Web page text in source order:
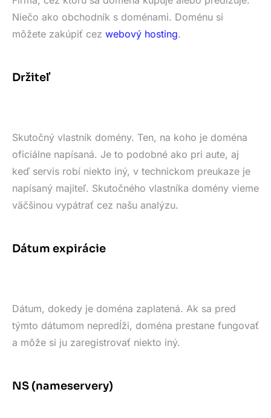
Niečo ako obchodník s doménami. Doménu si
môžete zakúpiť cez webový hosting.
Držiteľ
Skutočný vlastník domény. Ten, na koho je doména
oficiálne napísaná. Je to podobné ako pri aute, aj
keď servis robí niekto iný, v technickom preukaze je
napísaný majiteľ. Skutočného vlastníka domény vieme
väčšinou vypátrať cez našu analýzu.
Dátum expirácie
Dátum, dokedy je doména zaplatená. Ak sa pred
týmto dátumom nepredĺži, doména prestane fungovať
a môže si ju zaregistrovať niekto iný.
NS (nameservery)